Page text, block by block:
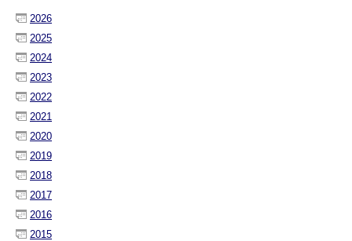
2026
2025
2024
2023
2022
2021
2020
2019
2018
2017
2016
2015